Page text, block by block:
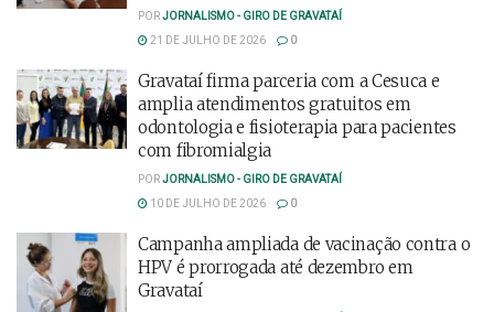
PORJORNALISMO - GIRO DE GRAVATAÍ
21 DE JULHO DE 2026
0
Gravataí firma parceria com a Cesuca e
amplia atendimentos gratuitos em
odontologia e fisioterapia para pacientes
com fibromialgia
PORJORNALISMO - GIRO DE GRAVATAÍ
10 DE JULHO DE 2026
0
Campanha ampliada de vacinação contra o
HPV é prorrogada até dezembro em
Gravataí